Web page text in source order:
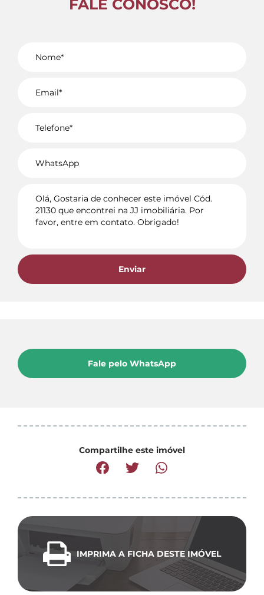
FALE CONOSCO!
Enviar
Fale pelo WhatsApp
Compartilhe este imóvel
IMPRIMA A FICHA DESTE IMÓVEL